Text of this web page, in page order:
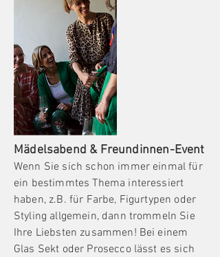
Mädelsabend & Freundinnen-Event
Wenn Sie sich schon immer einmal für
ein bestimmtes Thema interessiert
haben, z.B. für Farbe, Figurtypen oder
Styling allgemein, dann trommeln Sie
Ihre Liebsten zusammen! Bei einem
Glas Sekt oder Prosecco lässt es sich